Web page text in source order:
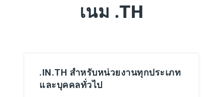
เนม .TH
.IN.TH สำหรับหน่วยงานทุกประเภท
และบุคคลทั่วไป